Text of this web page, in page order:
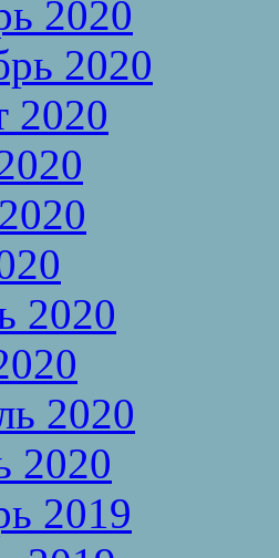
2020
2020
2020
2020
2020
2020
2019